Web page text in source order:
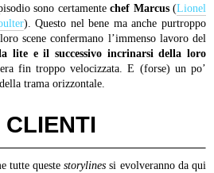
sono certamente chef Marcus(Lionel
). Questo nel bene ma anche purtroppo
scene confermano l’immenso lavoro del
lite e il successivo incrinarsi della loro
fin troppo velocizzata. E (forse) un po’
trama orizzontale.
CLIENTI
tutte questestorylines si evolveranno da qui